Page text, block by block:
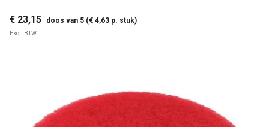
€ 23,15 doos van 5 (€ 4,63 p. stuk)
Excl. BTW